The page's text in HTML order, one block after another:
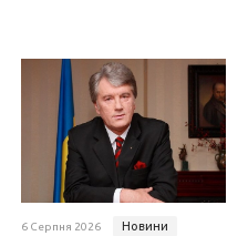
6 Серпня 2026 Новини